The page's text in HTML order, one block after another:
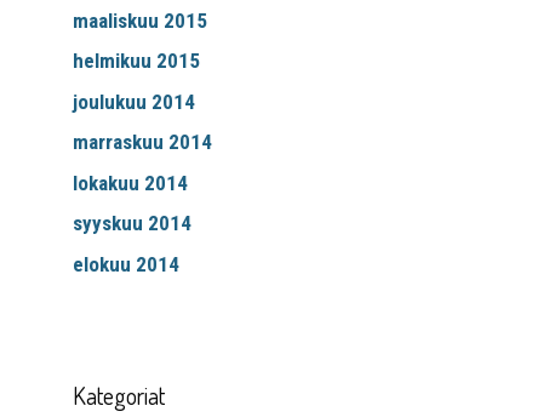
maaliskuu 2015
helmikuu 2015
joulukuu 2014
marraskuu 2014
lokakuu 2014
syyskuu 2014
elokuu 2014
Kategoriat